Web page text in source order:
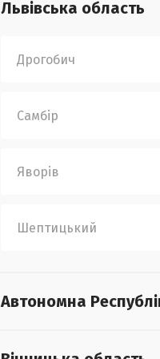
Львівська область
Дрогобич
Самбір
Яворів
Шептицький
Автономна